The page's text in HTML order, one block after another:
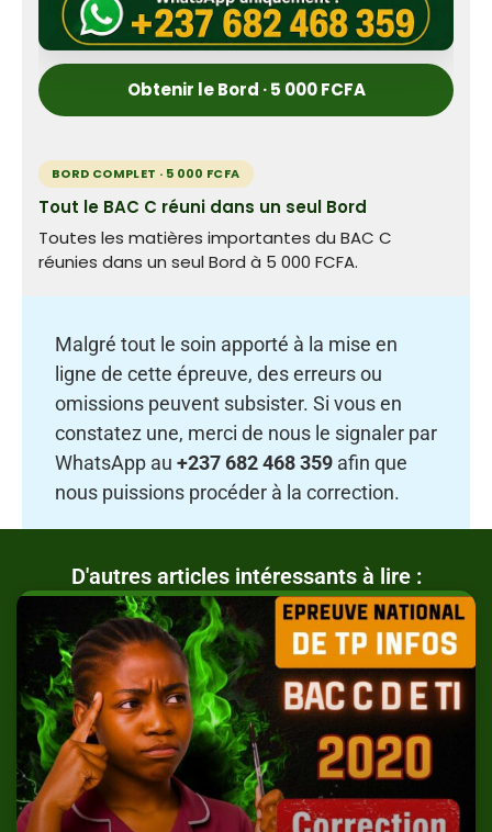
Obtenir le Bord · 5 000 FCFA
BORD COMPLET · 5 000 FCFA
Tout le BAC C réuni dans un seul Bord
Toutes les matières importantes du BAC C
réunies dans un seul Bord à 5 000 FCFA.
Malgré tout le soin apporté à la mise en
ligne de cette épreuve, des erreurs ou
omissions peuvent subsister. Si vous en
constatez une, merci de nous le signaler par
WhatsApp au +237 682 468 359 afin que
nous puissions procéder à la correction.
D'autres articles intéressants à lire :